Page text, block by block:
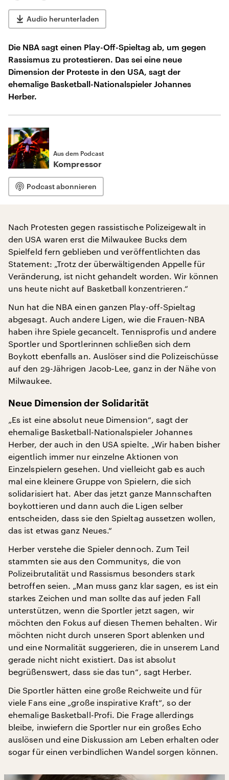
Audio herunterladen
Die NBA sagt einen Play-Off-Spieltag ab, um gegen
Rassismus zu protestieren. Das sei eine neue
Dimension der Proteste in den USA, sagt der
ehemalige Basketball-Nationalspieler Johannes
Herber.
Aus dem Podcast
Kompressor
Podcast abonnieren
Nach Protesten gegen rassistische Polizeigewalt in
den USA waren erst die Milwaukee Bucks dem
Spielfeld fern geblieben und veröffentlichten das
Statement: „Trotz der überwältigenden Appelle für
Veränderung, ist nicht gehandelt worden. Wir können
uns heute nicht auf Basketball konzentrieren.“
Nun hat die NBA einen ganzen Play-off-Spieltag
abgesagt. Auch andere Ligen, wie die Frauen-NBA
haben ihre Spiele gecancelt. Tennisprofis und andere
Sportler und Sportlerinnen schließen sich dem
Boykott ebenfalls an. Auslöser sind die Polizeischüsse
auf den 29-Jährigen Jacob-Lee, ganz in der Nähe von
Milwaukee.
Neue Dimension der Solidarität
„Es ist eine absolut neue Dimension“, sagt der
ehemalige Basketball-Nationalspieler Johannes
Herber, der auch in den USA spielte. „Wir haben bisher
eigentlich immer nur einzelne Aktionen von
Einzelspielern gesehen. Und vielleicht gab es auch
mal eine kleinere Gruppe von Spielern, die sich
solidarisiert hat. Aber das jetzt ganze Mannschaften
boykottieren und dann auch die Ligen selber
entscheiden, dass sie den Spieltag aussetzen wollen,
das ist etwas ganz Neues.“
Herber verstehe die Spieler dennoch. Zum Teil
stammten sie aus den Communitys, die von
Polizeibrutalität und Rassismus besonders stark
betroffen seien. „Man muss ganz klar sagen, es ist ein
starkes Zeichen und man sollte das auf jeden Fall
unterstützen, wenn die Sportler jetzt sagen, wir
möchten den Fokus auf diesen Themen behalten. Wir
möchten nicht durch unseren Sport ablenken und
und eine Normalität suggerieren, die in unserem Land
gerade nicht nicht existiert. Das ist absolut
begrüßenswert, dass sie das tun“, sagt Herber.
Die Sportler hätten eine große Reichweite und für
viele Fans eine „große inspirative Kraft“, so der
ehemalige Basketball-Profi. Die Frage allerdings
bleibe, inwiefern die Sportler nur ein großes Echo
auslösen und eine Diskussion am Leben erhalten oder
sogar für einen verbindlichen Wandel sorgen können.